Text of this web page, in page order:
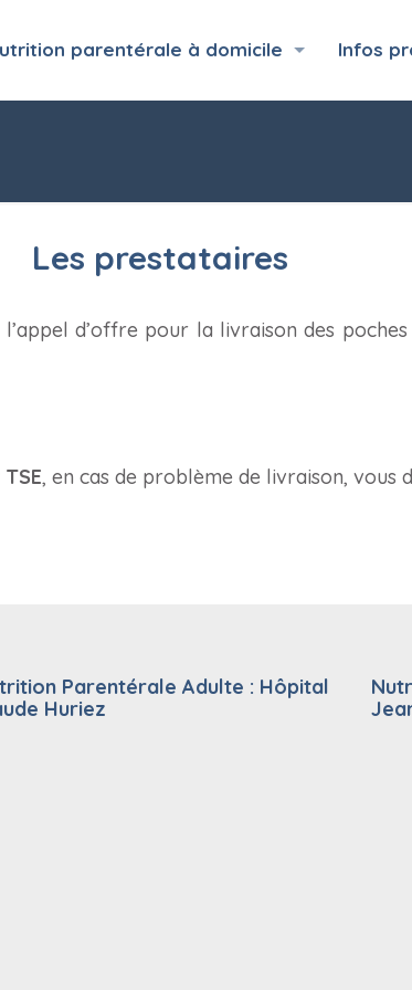
parentérale à domicile Infos
Les prestataires
l’appel d’offre pour la livraison des poches
, en cas de problème de livraison, vous
Parentérale Adulte : Hôpital
Huriez